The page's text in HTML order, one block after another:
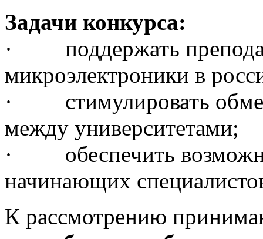
Задачи конкурса:
· поддержать
микроэлектроники в
· стимулировать
между университетами;
· обеспечить
начинающих
К рассмотрению